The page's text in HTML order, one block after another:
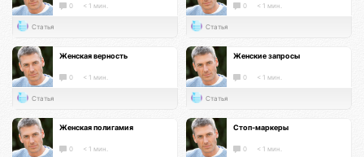
0 < 1 мин.
Статья
0 < 1 мин.
Статья
Женская верность
0 < 1 мин.
Статья
Женские запросы
0 < 1 мин.
Статья
Женская полигамия
0 < 1 мин.
Стоп-маркеры
0 < 1 мин.